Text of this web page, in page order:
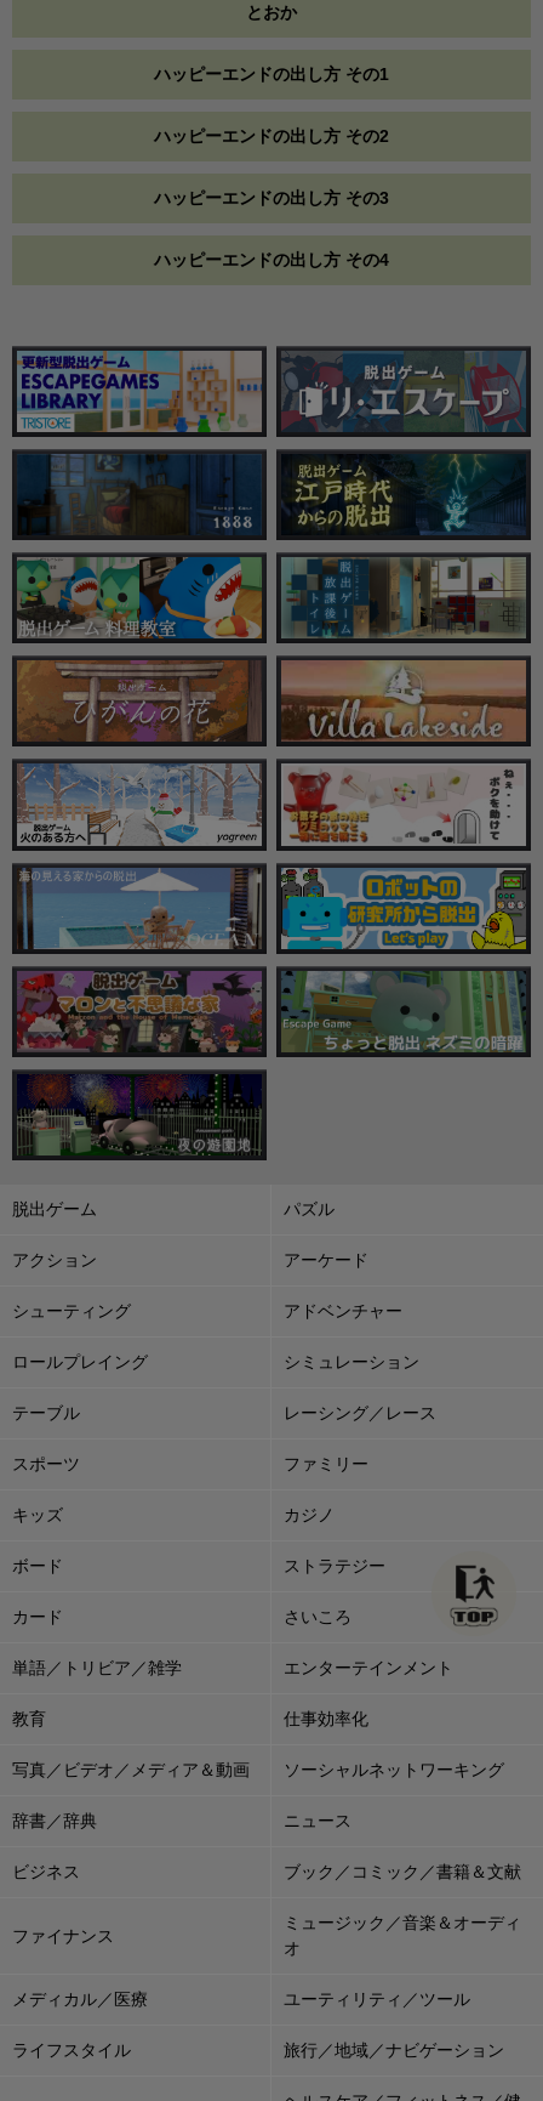
とおか
ハッピーエンドの出し方 その1
ハッピーエンドの出し方 その2
ハッピーエンドの出し方 その3
ハッピーエンドの出し方 その4
脱出ゲーム パズル
アクション アーケード
シューティング アドベンチャー
ロールプレイング シミュレーション
テーブル レーシング／レース
スポーツ ファミリー
キッズ カジノ
ボード ストラテジー
カード さいころ
単語／トリビア／雑学 エンターテインメント
教育 仕事効率化
写真／ビデオ／メディア＆動画 ソーシャルネットワーキング
辞書／辞典 ニュース
ビジネス ブック／コミック／書籍＆文献
ファイナンス
ミュージック／音楽＆オーディ
オ
メディカル／医療 ユーティリティ／ツール
ライフスタイル 旅行／地域／ナビゲーション